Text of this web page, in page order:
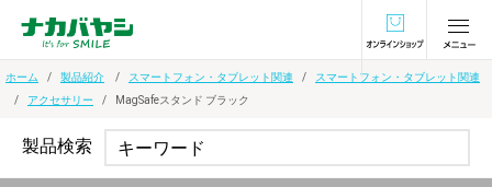
オンラインショ
ホーム 製品紹介 スマートフォン・タブレット関連
スマートフォン・タブレット関連
アクセサリー
MagSafeスタンド ブラック
製品検索